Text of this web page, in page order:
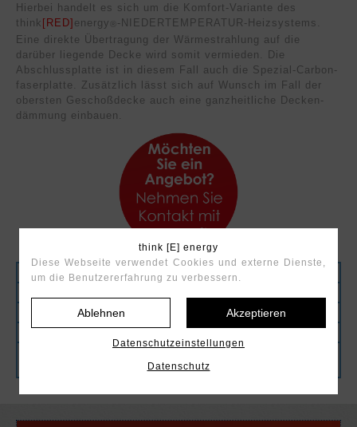
Hierbei handelt es sich um die Komfort-Variante des
think [RED] energy ® -NIEDER­TEM­PE­RATUR-Heiz­systems.
Eine direkte Über­tragung der Wärme­strahlung auf die
darüber liegende Decke wird somit ver­mieden. Die
Abschluss­platte ist in diesem Fall auch die Spezial-Carbon­
faser­platte. Zusätzlich lässt sich auf Wunsch im Fall der
obersten Geschoß­decke auch eine ganz­heit­liche Decken­
dämmung einbauen.
Komfort
a.A.
think [E] energy
Diese Webseite verwendet Cookies und externe Dienste,
um die Benutzererfahrung zu verbessern.
Ablehnen Akzeptieren
Datenschutzeinstellungen
Datenschutz